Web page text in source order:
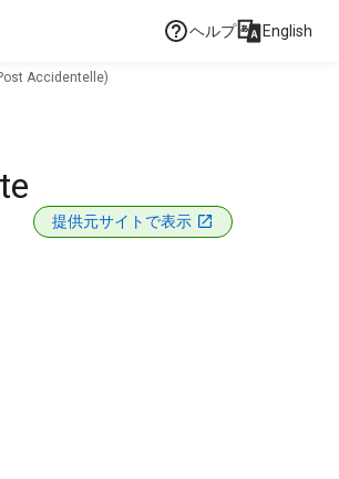
ヘルプ English
Accidentelle)
提供元サイトで表示